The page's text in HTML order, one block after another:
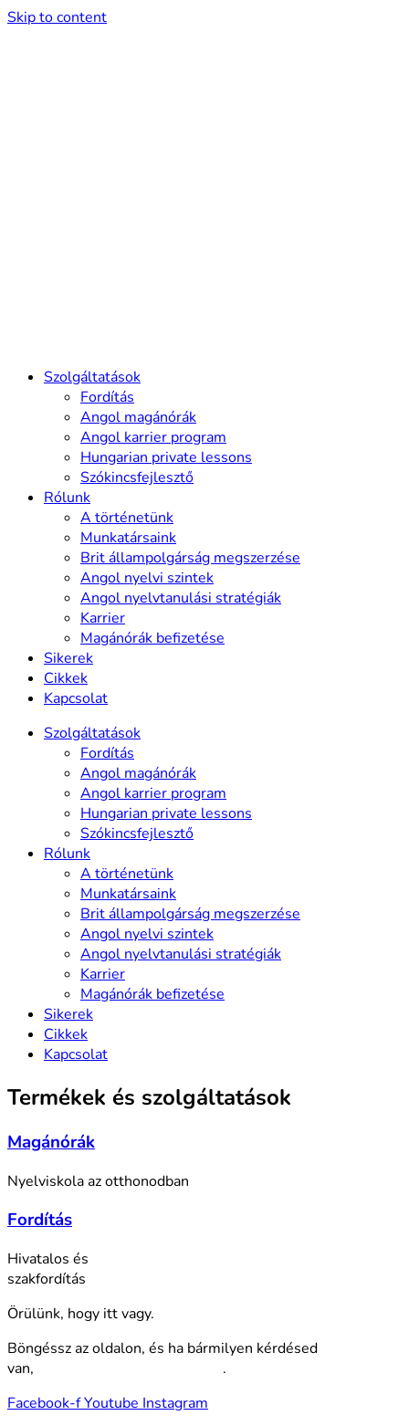
Skip to content
Szolgáltatások
Fordítás
Angol magánórák
Angol karrier program
Hungarian private lessons
Szókincsfejlesztő
Rólunk
A történetünk
Munkatársaink
Brit állampolgárság megszerzése
Angol nyelvi szintek
Angol nyelvtanulási stratégiák
Karrier
Magánórák befizetése
Sikerek
Cikkek
Kapcsolat
Szolgáltatások
Fordítás
Angol magánórák
Angol karrier program
Hungarian private lessons
Szókincsfejlesztő
Rólunk
A történetünk
Munkatársaink
Brit állampolgárság megszerzése
Angol nyelvi szintek
Angol nyelvtanulási stratégiák
Karrier
Magánórák befizetése
Sikerek
Cikkek
Kapcsolat
Termékek és szolgáltatások
Magánórák
Nyelviskola az otthonodban
Fordítás
Hivatalos és
szakfordítás
Örülünk, hogy itt vagy.
Böngéssz az oldalon, és ha bármilyen kérdésed
van,
.
Facebook-fYoutube Instagram